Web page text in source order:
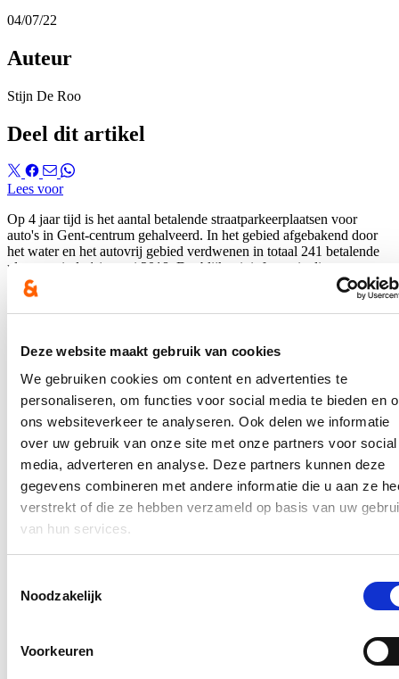
Deze website maakt gebruik van cookies
We gebruiken cookies om content en advertenties te
personaliseren, om functies voor social media te bieden en
ons websiteverkeer te analyseren. Ook delen we informatie
over uw gebruik van onze site met onze partners voor social
media, adverteren en analyse. Deze partners kunnen deze
gegevens combineren met andere informatie die u aan ze
verstrekt of die ze hebben verzameld op basis van uw
van hun services.
Noodzakelijk
Voorkeuren
04/07/22
Auteur
Stijn De Roo
Deel dit artikel
Lees voor
Op 4 jaar tijd is het aantal betalende straatparkeerplaatsen voor
auto's in Gent-centrum gehalveerd. In het gebied afgebakend door
het water en het autovrij gebied verdwenen in totaal 241 betalende
plaatsen sinds 1 januari 2018. Dat blijkt uit informatie die
fractievoorzitter Stijn De Roo (cd&v) opvroeg bij schepen Filip
Watteeuw (Groen).
in de krant van 5 juli (p. 5). Het volledige bericht kan u
In de pers
Nieuwe speeltuin in Ter Durmenpark komt er nog
dit jaar
Speelzones in de buurt zijn belangrijke ontmoetingsplaatsen voor
kinderen, ouders en buurtbewoners. Ze dragen bij aan de
dicht bij huis veilig te spelen.